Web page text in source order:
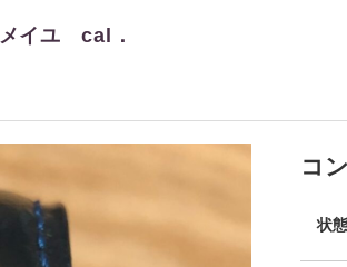
イユ cal．
コ
状態